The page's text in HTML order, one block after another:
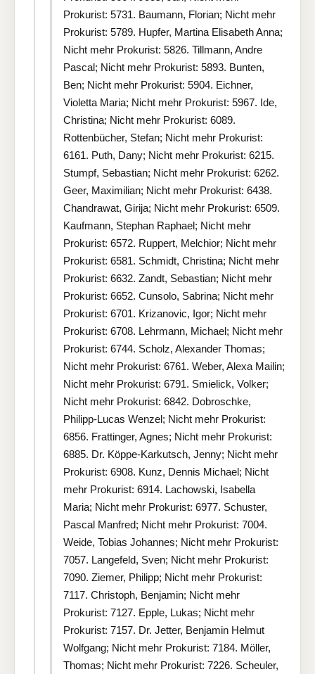
Prokurist: 5731. Baumann, Florian; Nicht mehr
Prokurist: 5789. Hupfer, Martina Elisabeth Anna;
Nicht mehr Prokurist: 5826. Tillmann, Andre
Pascal; Nicht mehr Prokurist: 5893. Bunten,
Ben; Nicht mehr Prokurist: 5904. Eichner,
Violetta Maria; Nicht mehr Prokurist: 5967. Ide,
Christina; Nicht mehr Prokurist: 6089.
Rottenbücher, Stefan; Nicht mehr Prokurist:
6161. Puth, Dany; Nicht mehr Prokurist: 6215.
Stumpf, Sebastian; Nicht mehr Prokurist: 6262.
Geer, Maximilian; Nicht mehr Prokurist: 6438.
Chandrawat, Girija; Nicht mehr Prokurist: 6509.
Kaufmann, Stephan Raphael; Nicht mehr
Prokurist: 6572. Ruppert, Melchior; Nicht mehr
Prokurist: 6581. Schmidt, Christina; Nicht mehr
Prokurist: 6632. Zandt, Sebastian; Nicht mehr
Prokurist: 6652. Cunsolo, Sabrina; Nicht mehr
Prokurist: 6701. Krizanovic, Igor; Nicht mehr
Prokurist: 6708. Lehrmann, Michael; Nicht mehr
Prokurist: 6744. Scholz, Alexander Thomas;
Nicht mehr Prokurist: 6761. Weber, Alexa Mailin;
Nicht mehr Prokurist: 6791. Smielick, Volker;
Nicht mehr Prokurist: 6842. Dobroschke,
Philipp-Lucas Wenzel; Nicht mehr Prokurist:
6856. Frattinger, Agnes; Nicht mehr Prokurist:
6885. Dr. Köppe-Karkutsch, Jenny; Nicht mehr
Prokurist: 6908. Kunz, Dennis Michael; Nicht
mehr Prokurist: 6914. Lachowski, Isabella
Maria; Nicht mehr Prokurist: 6977. Schuster,
Pascal Manfred; Nicht mehr Prokurist: 7004.
Weide, Tobias Johannes; Nicht mehr Prokurist:
7057. Langefeld, Sven; Nicht mehr Prokurist:
7090. Ziemer, Philipp; Nicht mehr Prokurist:
7117. Christoph, Benjamin; Nicht mehr
Prokurist: 7127. Epple, Lukas; Nicht mehr
Prokurist: 7157. Dr. Jetter, Benjamin Helmut
Wolfgang; Nicht mehr Prokurist: 7184. Möller,
Thomas; Nicht mehr Prokurist: 7226. Scheuler,